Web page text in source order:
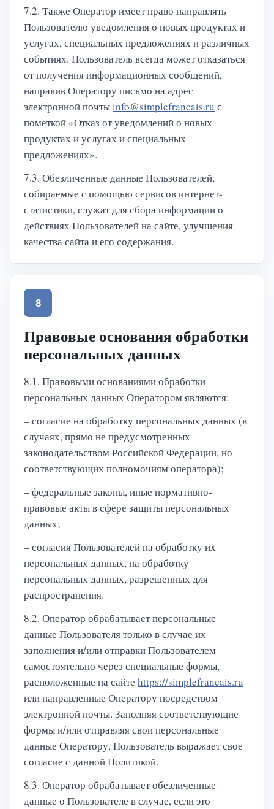
7.2. Также Оператор имеет право направлять
Пользователю уведомления о новых продуктах и
услугах, специальных предложениях и различных
событиях. Пользователь всегда может отказаться
от получения информационных сообщений,
направив Оператору письмо на адрес
электронной почтыinfo@simplefrancais.ru с
пометкой «Отказ от уведомлений о новых
продуктах и услугах и специальных
предложениях».
7.3. Обезличенные данные Пользователей,
собираемые с помощью сервисов интернет-
статистики, служат для сбора информации о
действиях Пользователей на сайте, улучшения
качества сайта и его содержания.
8
Правовые основания обработки
персональных данных
8.1. Правовыми основаниями обработки
персональных данных Оператором являются:
– согласие на обработку персональных данных (в
случаях, прямо не предусмотренных
законодательством Российской Федерации, но
соответствующих полномочиям оператора);
– федеральные законы, иные нормативно-
правовые акты в сфере защиты персональных
данных;
– согласия Пользователей на обработку их
персональных данных, на обработку
персональных данных, разрешенных для
распространения.
8.2. Оператор обрабатывает персональные
данные Пользователя только в случае их
заполнения и/или отправки Пользователем
самостоятельно через специальные формы,
расположенные на сайте https://simplefrancais.ru
или направленные Оператору посредством
электронной почты. Заполняя соответствующие
формы и/или отправляя свои персональные
данные Оператору, Пользователь выражает свое
согласие с данной Политикой.
8.3. Оператор обрабатывает обезличенные
данные о Пользователе в случае, если это